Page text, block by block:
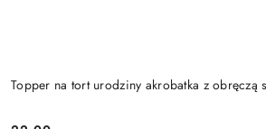
Topper na tort urodziny akrobatka z obręczą